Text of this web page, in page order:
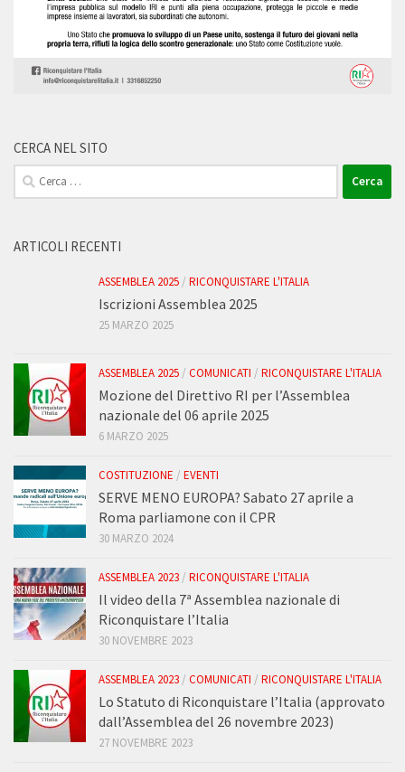
CERCA NEL SITO
Ricerca
per:
ARTICOLI RECENTI
ASSEMBLEA 2025 / RICONQUISTARE L'ITALIA
Iscrizioni Assemblea 2025
25 MARZO 2025
ASSEMBLEA 2025 / COMUNICATI / RICONQUISTARE L'ITALIA
Mozione del Direttivo RI per l’Assemblea
nazionale del 06 aprile 2025
6 MARZO 2025
COSTITUZIONE / EVENTI
SERVE MENO EUROPA? Sabato 27 aprile a
Roma parliamone con il CPR
30 MARZO 2024
ASSEMBLEA 2023 / RICONQUISTARE L'ITALIA
Il video della 7ª Assemblea nazionale di
Riconquistare l’Italia
30 NOVEMBRE 2023
ASSEMBLEA 2023 / COMUNICATI / RICONQUISTARE L'ITALIA
Lo Statuto di Riconquistare l’Italia (approvato
dall’Assemblea del 26 novembre 2023)
27 NOVEMBRE 2023